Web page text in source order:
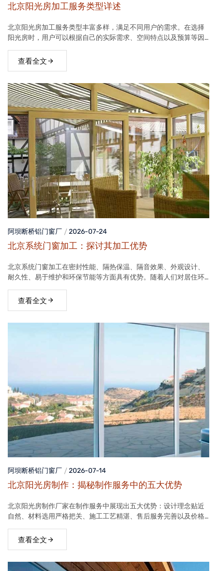
北京阳光房加工服务类型详述
北京阳光房加工服务类型丰富多样，满足不同用户的需求。在选择
阳光房时，用户可以根据自己的实际需求、空间特点以及预算等因
查看全文
阿坝断桥铝门窗厂 2026-07-24
北京系统门窗加工：探讨其加工优势
北京系统门窗加工在密封性能、隔热保温、隔音效果、外观设计、
耐久性、易于维护和环保节能等方面具有优势。随着人们对居住环
位。查看全文
阿坝断桥铝门窗厂 2026-07-14
北京阳光房制作：揭秘制作服务中的五大优势
北京阳光房制作厂家在制作服务中展现出五大优势：设计理念贴近
自然、材料选用严格把关、施工工艺精湛、售后服务完善以及价格
查看全文